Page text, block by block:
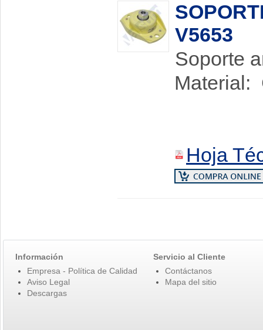
V5653
Soporte
Material:
Hoja
Información
Empresa - Política de Calidad
Aviso Legal
Descargas
Servicio al Cliente
Contáctanos
Mapa del sitio